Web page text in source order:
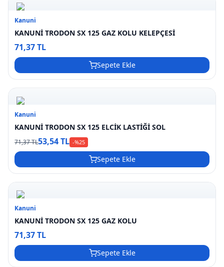
Kanuni
KANUNİ TRODON SX 125 GAZ KOLU KELEPÇESİ
71,37 TL
Sepete Ekle
Kanuni
KANUNİ TRODON SX 125 ELCİK LASTİĞİ SOL
71,37 TL53,54 TL -%25
Sepete Ekle
Kanuni
KANUNİ TRODON SX 125 GAZ KOLU
71,37 TL
Sepete Ekle